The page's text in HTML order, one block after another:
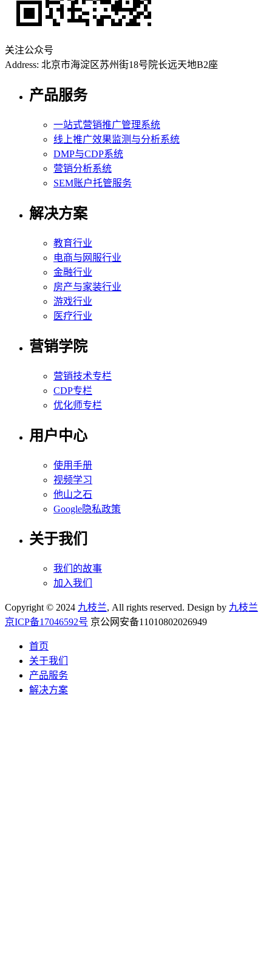
关注公众号
Address: 北京市海淀区苏州街18号院长远天地B2座
产品服务
一站式营销推广管理系统
线上推广效果监测与分析系统
DMP与CDP系统
营销分析系统
SEM账户托管服务
解决方案
教育行业
电商与网服行业
金融行业
房产与家装行业
游戏行业
医疗行业
营销学院
营销技术专栏
CDP专栏
优化师专栏
用户中心
使用手册
视频学习
他山之石
Google隐私政策
关于我们
我们的故事
加入我们
Copyright © 2024 九枝兰, All rights reserved. Design by 九枝兰
京ICP备17046592号 京公网安备11010802026949
首页
关于我们
产品服务
解决方案